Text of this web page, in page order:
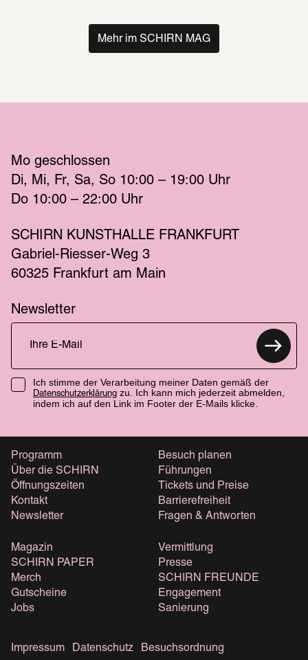
Mehr im SCHIRN MAG
Mo geschlossen
Di
Mi Fr Sa So 10:00 – 19:00 Uhr
Do 10:00 – 22:00 Uhr
SCHIRN KUNSTHALLE FRANKFURT
Gabriel-Riesser-Weg 3
60325 Frankfurt am Main
Newsletter
Ich stimme der Verarbeitung meiner Daten gemäß der
Datenschutzerklärung zu. Ich kann mich jederzeit abmelden,
indem ich auf den Link im Footer der E-Mails klicke.
Programm
Über die SCHIRN
Öffnungszeiten
Kontakt
Newsletter
Besuch planen
Führungen
Tickets und Preise
Barrierefreiheit
Fragen & Antworten
Magazin
SCHIRN PAPER
Merch
Gutscheine
Jobs
Vermittlung
Presse
SCHIRN FREUNDE
Engagement
Sanierung
Impressum Datenschutz Besuchsordnung